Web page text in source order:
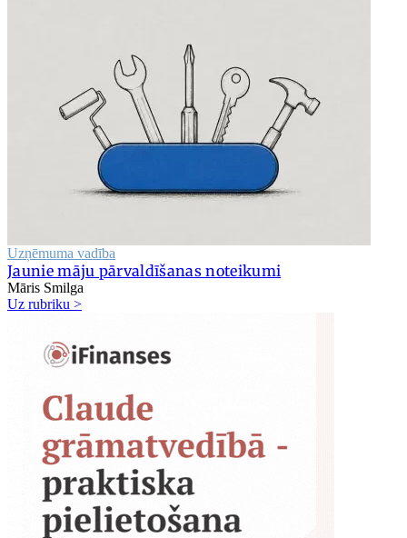
Uzņēmuma vadība
Jaunie māju pārvaldīšanas noteikumi
Māris Smilga
Uz rubriku >